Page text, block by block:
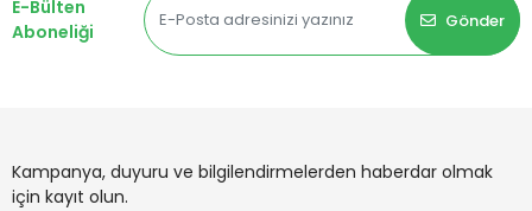
E-Bülten
Aboneliği
Gönder
Kampanya, duyuru ve bilgilendirmelerden haberdar olmak
için kayıt olun.